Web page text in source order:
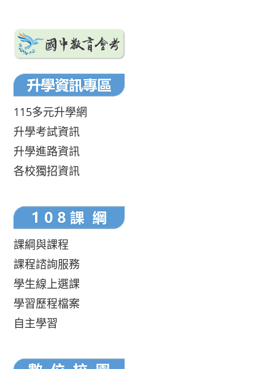
115多元升學網
升學考試資訊
升學進路資訊
各校獨招資訊
課綱與課程
課程諮詢服務
學生線上選課
學習歷程檔案
自主學習